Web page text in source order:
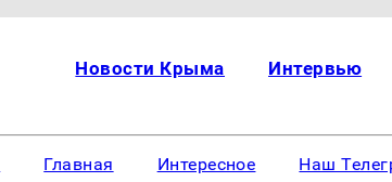
Новости Крыма Интервью
Главная Интересное Наш